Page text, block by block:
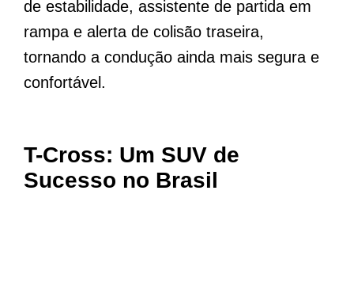
de estabilidade, assistente de partida em
rampa e alerta de colisão traseira,
tornando a condução ainda mais segura e
confortável.
T-Cross: Um SUV de
Sucesso no Brasil